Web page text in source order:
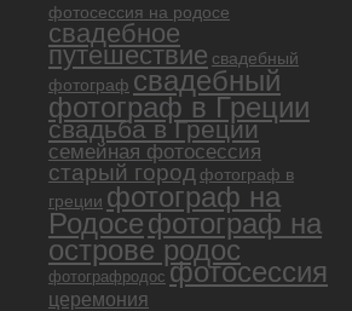
фотосессия на родосе
свадебное
путешествие свадебный
фотограф свадебный
фотограф в Греции
свадьба в Греции
семейная фотосессия
старый город фотограф в
греции фотограф на
Родосефотограф на
острове родос
фотографродос фотосессия
церемония